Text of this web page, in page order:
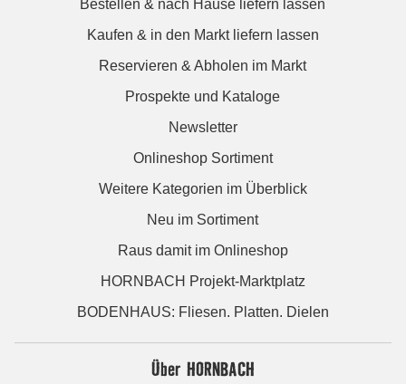
Bestellen & nach Hause liefern lassen
Kaufen & in den Markt liefern lassen
Reservieren & Abholen im Markt
Prospekte und Kataloge
Newsletter
Onlineshop Sortiment
Weitere Kategorien im Überblick
Neu im Sortiment
Raus damit im Onlineshop
HORNBACH Projekt-Marktplatz
BODENHAUS: Fliesen. Platten. Dielen
Über HORNBACH